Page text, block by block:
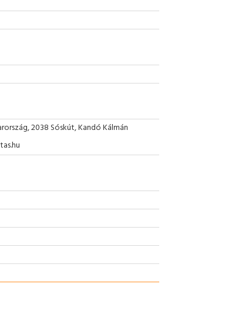
2038 Sóskút, Kandó Kálmán